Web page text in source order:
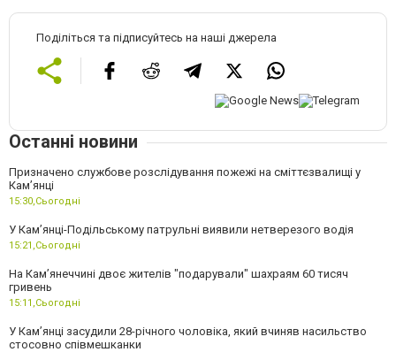
Поділіться та підписуйтесь на наші джерела
Останні новини
Призначено службове розслідування пожежі на сміттєзвалищі у
Кам’янці
15:30,Сьогодні
У Кам’янці-Подільському патрульні виявили нетверезого водія
15:21,Сьогодні
На Камʼянеччині двоє жителів "подарували" шахраям 60 тисяч
гривень
15:11,Сьогодні
У Камʼянці засудили 28-річного чоловіка, який вчиняв насильство
стосовно співмешканки